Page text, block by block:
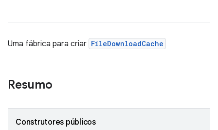
Uma fábrica para criar FileDownloadCache
Resumo
Construtores públicos